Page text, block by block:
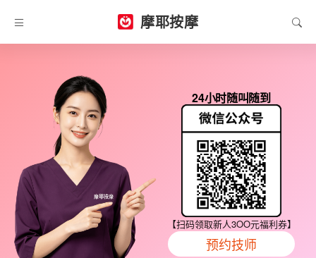
摩耶按摩
24小时随叫随到
【扫码领取新人3OO元福利券】
预约技师